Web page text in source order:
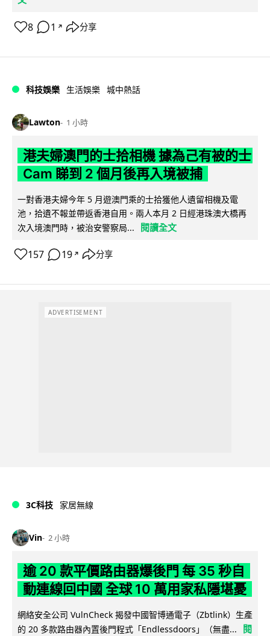
8 1 ↗ 分享
科技娛樂 生活娛樂 城中熱話
Lawton 1 小時
港夫婦澳門的士拾相機 據為己有被的士
Cam 睇到 2 個月後再入境被捕
一對香港夫婦今年 5 月遊澳門乘的士拾獲他人遺留相機及電
池，拾遺不報並帶返香港自用。兩人本月 2 日經港珠澳大橋再
次入境澳門時，被治安警察局...
閱讀全文
157 19 ↗ 分享
ADVERTISEMENT
3C科技 家居無線
Vin 2 小時
逾 20 款平價路由器爆後門 每 35 秒自
動連線回中國 全球 10 萬用家私隱堪憂
網絡安全公司 VulnCheck 揭發中國智博通電子（Zbtlink）生產
的 20 多款路由器內置後門程式「Endlessdoors」（無盡...
閱